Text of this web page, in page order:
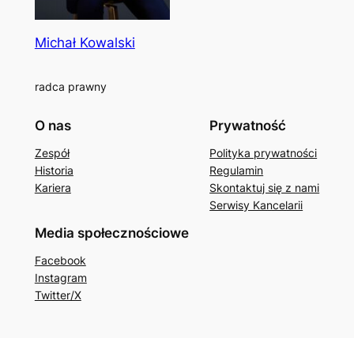
Michał Kowalski
radca prawny
O nas
Zespół
Historia
Kariera
Prywatność
Polityka prywatności
Regulamin
Skontaktuj się z nami
Serwisy Kancelarii
Media społecznościowe
Facebook
Instagram
Twitter/X